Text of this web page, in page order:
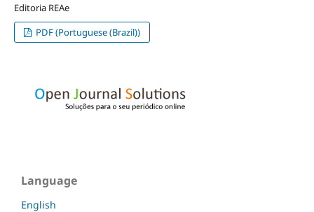
Editoria REAe
PDF (Portuguese (Brazil))
Language
English